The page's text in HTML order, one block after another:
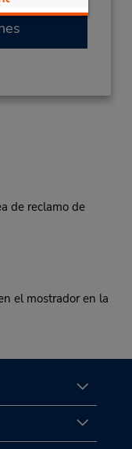
de reclamo de
el mostrador en la